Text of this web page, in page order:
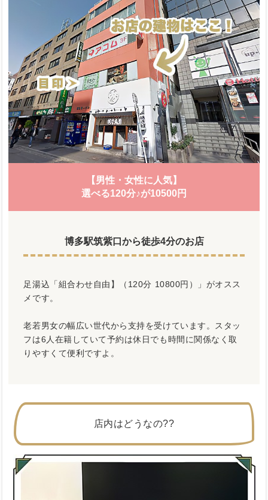
【男性・女性に人気】
選べる120分♪が10500円
博多駅筑紫口から徒歩4分のお店
足湯込「組合わせ自由】（120分 10800円）」がオスス
メです。
老若男女の幅広い世代から支持を受けています。スタッ
フは6人在籍していて予約は休日でも時間に関係なく取
りやすくて便利ですよ。
店内はどうなの??